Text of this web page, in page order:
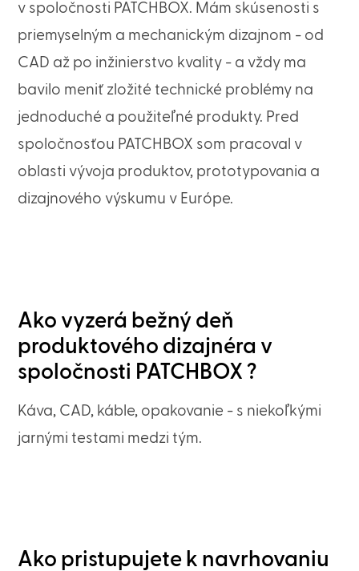
v spoločnosti PATCHBOX. Mám skúsenosti s
priemyselným a mechanickým dizajnom - od
CAD až po inžinierstvo kvality - a vždy ma
bavilo meniť zložité technické problémy na
jednoduché a použiteľné produkty. Pred
spoločnosťou PATCHBOX som pracoval v
oblasti vývoja produktov, prototypovania a
dizajnového výskumu v Európe.
Ako vyzerá bežný deň
produktového dizajnéra v
spoločnosti PATCHBOX ?
Káva, CAD, káble, opakovanie - s niekoľkými
jarnými testami medzi tým.
Ako pristupujete k navrhovaniu